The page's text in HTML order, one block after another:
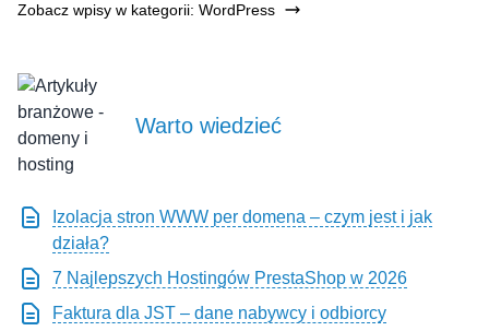
Zobacz wpisy w kategorii: WordPress
Warto wiedzieć
Izolacja stron WWW per domena – czym jest i jak
działa?
7 Najlepszych Hostingów PrestaShop w 2026
Faktura dla JST – dane nabywcy i odbiorcy